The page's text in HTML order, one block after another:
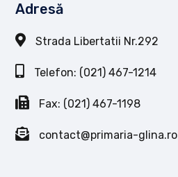
Adresă
Strada Libertatii Nr.292
Telefon: (021) 467-1214
Fax: (021) 467-1198
contact@primaria-glina.ro